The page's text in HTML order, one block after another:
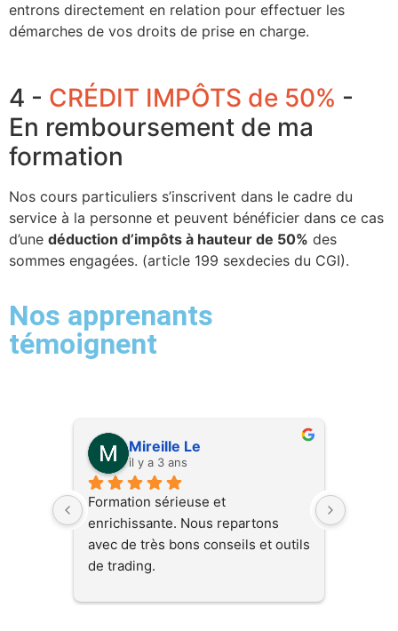
entrons directement en relation pour effectuer les
démarches de vos droits de prise en charge.
4 - CRÉDIT IMPÔTS de 50% -
En remboursement de ma
formation
Nos cours particuliers s’inscrivent dans le cadre du
service à la personne et peuvent bénéficier dans ce cas
d’une déduction d’impôts à hauteur de 50% des
sommes engagées. (article 199 sexdecies du CGI).
Nos apprenants
témoignent
Mireille Le
il y a 3 ans
Formation sérieuse et
enrichissante. Nous repartons
avec de très bons conseils et outils
de trading.
Un grand merci à Sam pour la